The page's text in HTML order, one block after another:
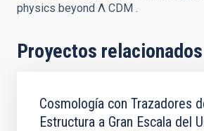
physics beyond Λ CDM .
Proyectos relacionados
Cosmología con Trazadores
Estructura a Gran Escala del